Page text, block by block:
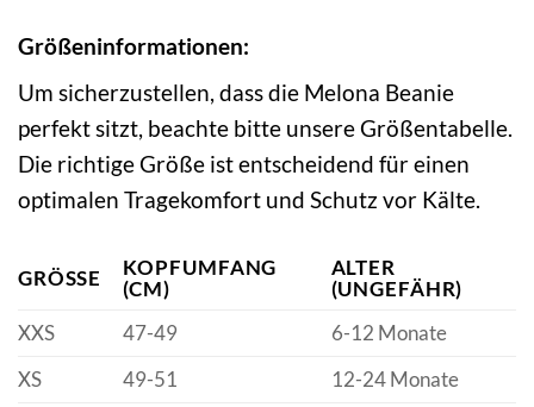
Größeninformationen:
Um sicherzustellen, dass die Melona Beanie
perfekt sitzt, beachte bitte unsere Größentabelle.
Die richtige Größe ist entscheidend für einen
optimalen Tragekomfort und Schutz vor Kälte.
GRÖSSE
KOPFUMFANG
(CM)
ALTER
(UNGEFÄHR)
XXS
47-49
6-12 Monate
XS
49-51
12-24 Monate